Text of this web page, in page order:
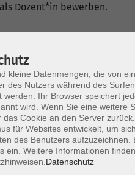
Dozent*in bewerben.
kleine Datenmengen, die von
des Nutzers während des
werden. Ihr Browser speichert
wird. Wenn Sie eine weitere
das Cookie an den Server
für Websites entwickelt, um
des Benutzers aufzuzeichnen.
ein. Weitere Informationen
Datenschutz